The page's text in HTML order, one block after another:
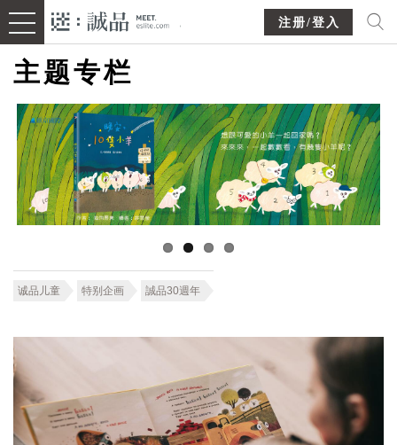
注册/登入
主题专栏
诚品儿童 特别企画 誠品30週年